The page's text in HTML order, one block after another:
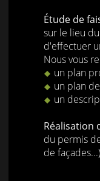
Étude de
sur le lieu
d'effectuer
Nous vous
un plan
un plan
un
Réalisation
du permis
de